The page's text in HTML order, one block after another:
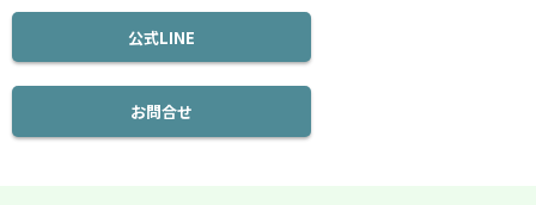
公式LINE
お問合せ